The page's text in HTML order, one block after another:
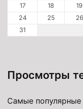
17
18 19
24
25 26
31
Просмотры
Самые